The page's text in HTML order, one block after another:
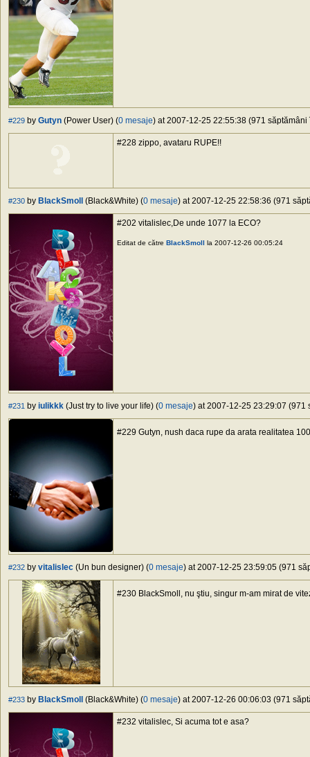
#229 by Gutyn (Power User) (0 mesaje) at 2007-12-25 22:55:38 (971 săptămâni
#228 zippo, avataru RUPE!!
#230 by BlackSmoll (Black&White) (0 mesaje) at 2007-12-25 22:58:36 (971
#202 vitalislec,De unde 1077 la ECO?
Editat de către BlackSmoll la 2007-12-26 00:05:24
#231 by iulikkk (Just try to live your life) (0 mesaje) at 2007-12-25 23:29:07 (971
#229 Gutyn, nush daca rupe da arata realitatea
#232 by vitalislec (Un bun designer) (0 mesaje) at 2007-12-25 23:59:05 (971
#230 BlackSmoll, nu ştiu, singur m-am mirat de
#233 by BlackSmoll (Black&White) (0 mesaje) at 2007-12-26 00:06:03 (971
#232 vitalislec, Si acuma tot e asa?